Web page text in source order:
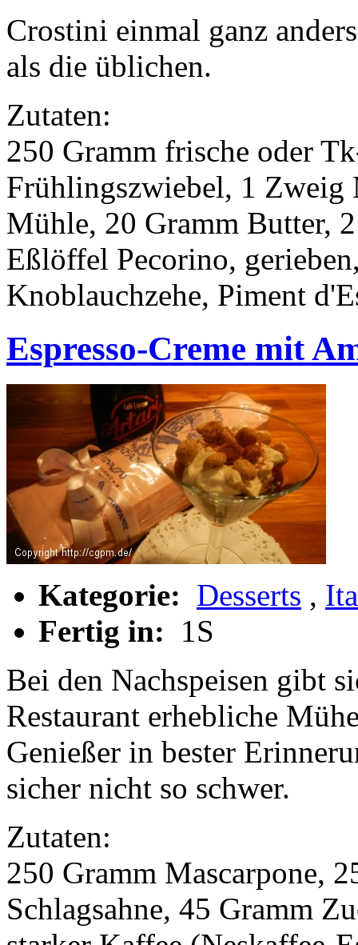
Crostini einmal ganz
als die üblichen.
Zutaten:
250 Gramm frische oder
Frühlingszwiebel, 1 Zweig
Mühle, 20 Gramm Butter,
Eßlöffel Pecorino,
Knoblauchzehe, Piment
Espresso-Creme mit
Kategorie: Desserts ,
Fertig in:
1S
Bei den Nachspeisen gibt
Restaurant erhebliche
Genießer in bester
sicher nicht so schwer.
Zutaten:
250 Gramm Mascarpone,
Schlagsahne, 45 Gramm